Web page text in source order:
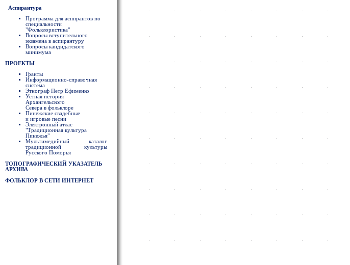
Аспирантура
Программа для аспирантов по
специальности
"Фольклористика"
Вопросы вступительного
экзамена в аспирантуру
Вопросы кандидатского
минимума
ПРОЕКТЫ
Гранты
Информационно-справочная
система
Этнограф Петр Ефименко
Устная история
Архангельского
Севера в фольклоре
Пинежские свадебные
и игровые песни
Электронный атлас
"Традиционная культура
Пинежья"
Мультимедийный каталог
традиционной культуры
Русского Поморья
ТОПОГРАФИЧЕСКИЙ УКАЗАТЕЛЬ
АРХИВА
ФОЛЬКЛОР В СЕТИ ИНТЕРНЕТ